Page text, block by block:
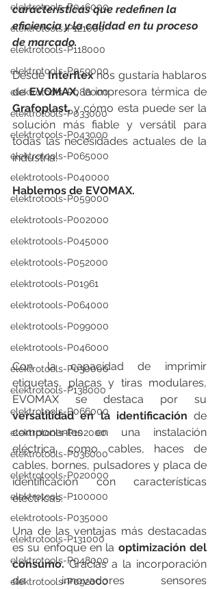
elektrotools-P046000
elektrotools-P121000
elektrotools-P118000
elektrotools-P059000
elektrotools-P086000
elektrotools-P033000
elektrotools-P043000
elektrotools-P065000
elektrotools-P040000
elektrotools-P059000
elektrotools-P002000
elektrotools-P045000
elektrotools-P052000
elektrotools-P01961
elektrotools-P064000
elektrotools-P099000
elektrotools-P046000
elektrotools-P030000
elektrotools-P138000
elektrotools-P066000
elektrotools-P102000
elektrotools-P036000
elektrotools-P020000
elektrotools-P100000
elektrotools-P035000
elektrotools-P131000
elektrotools-P048000
elektrotools-P092000
características que redefinen la
eficiencia y la calidad en tu proceso
de marcado.
Desde Interflex nos gustaría hablaros
de EVOMAX, la impresora térmica de
Grafoplast, y cómo esta puede ser la
solución más fiable y versátil para
todas las necesidades actuales de la
industria.
Hablemos de EVOMAX.
Con la capacidad de imprimir
etiquetas, placas y tiras modulares,
versatilidad en la identificación de
componentes en una instalación
eléctrica, como cables, haces de
cables, bornes, pulsadores y placa de
identificación con características
eléctricas.
Una de las ventajas más destacadas
es su enfoque en la optimización del
consumo. Gracias a la incorporación
de innovadores sensores